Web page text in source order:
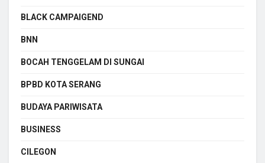
BLACK CAMPAIGEND
BNN
BOCAH TENGGELAM DI SUNGAI
BPBD KOTA SERANG
BUDAYA PARIWISATA
BUSINESS
CILEGON